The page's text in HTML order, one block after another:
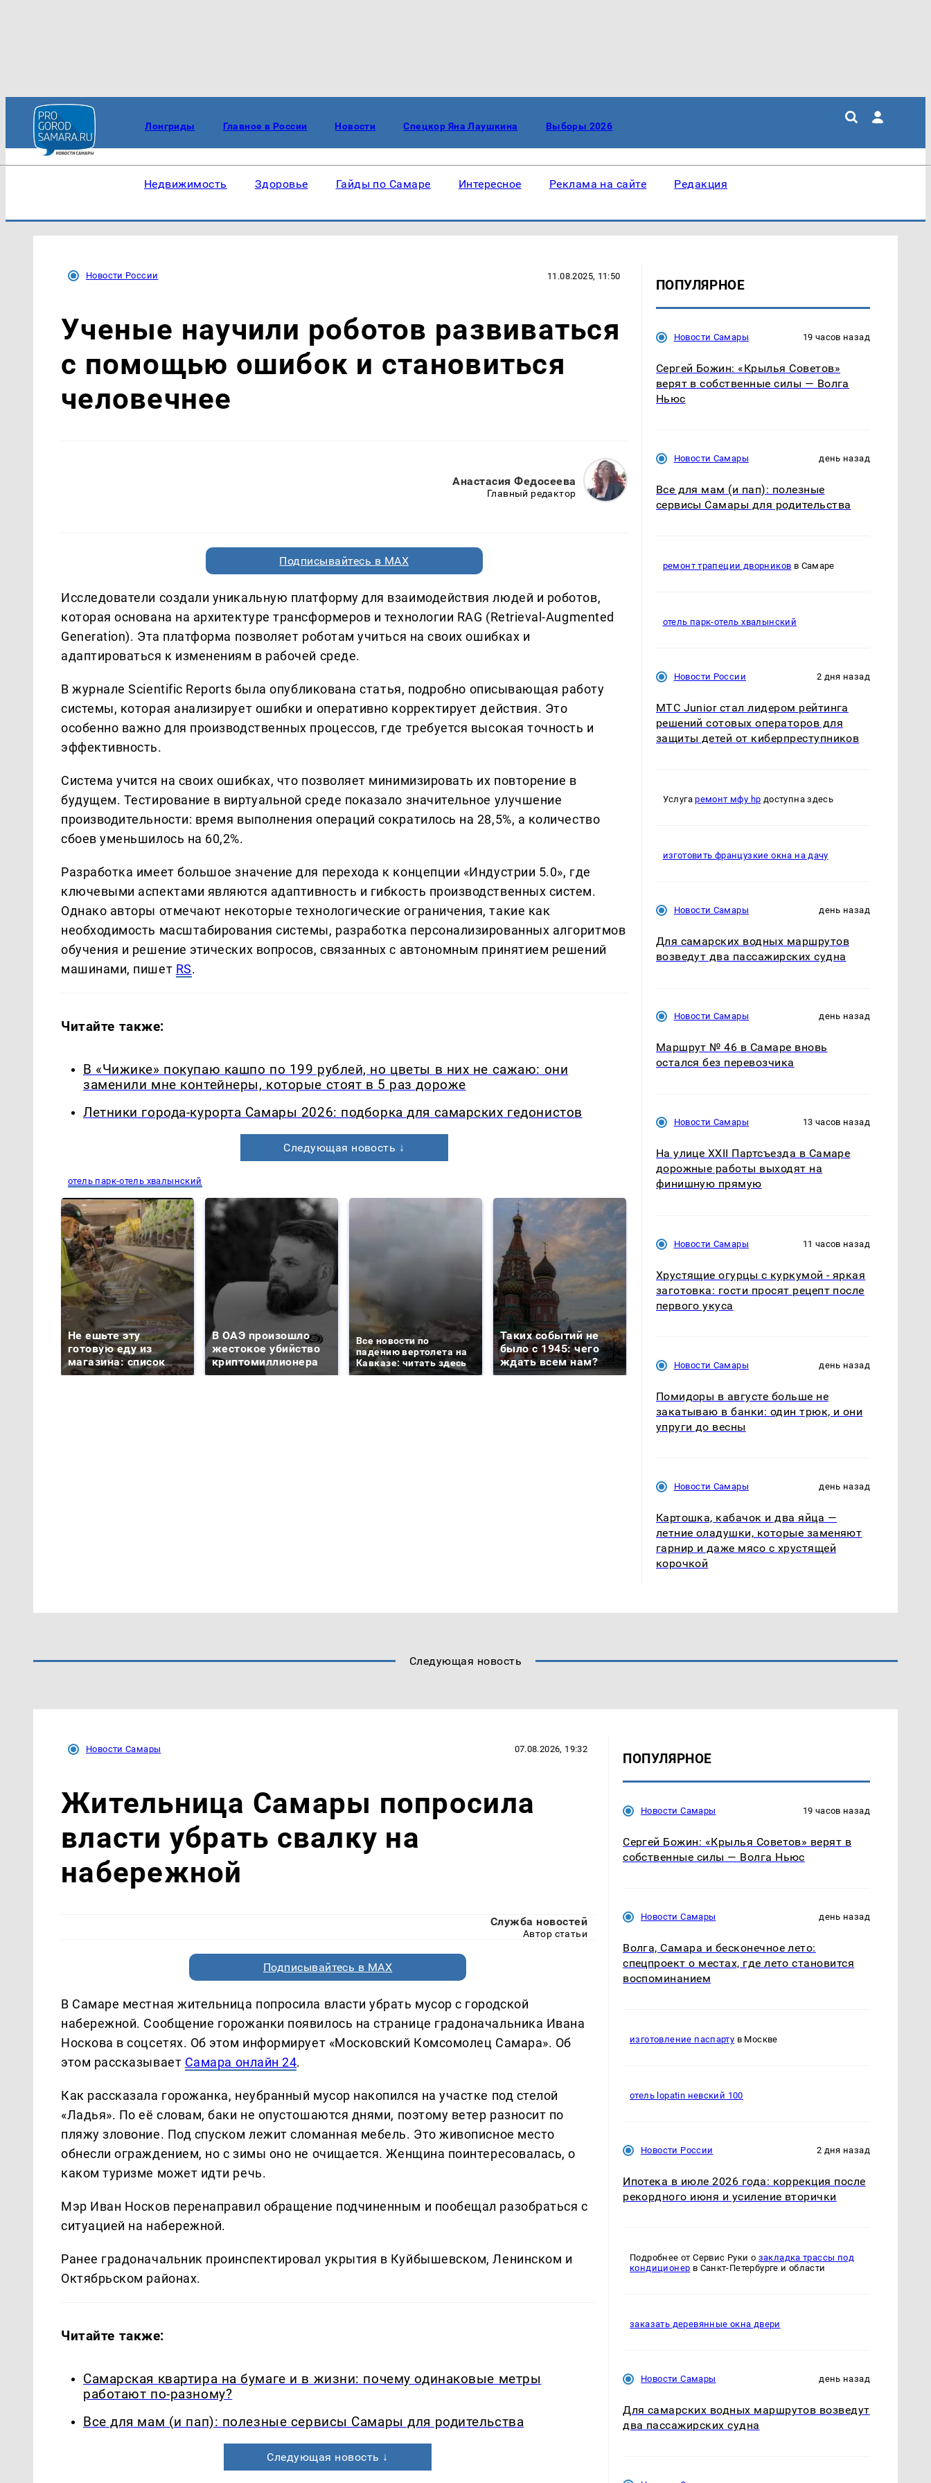
Лонгриды Главное в России Новости Спецкор Яна Лаушкина Выборы 2026
Недвижимость Здоровье Гайды по Самаре Интересное Реклама на сайте Редакция
Новости России 11.08.2025, 11:50
Ученые научили роботов развиваться
с помощью ошибок и становиться
человечнее
Анастасия Федосеева
Главный редактор
Подписывайтесь в MAX
Исследователи создали уникальную платформу для взаимодействия людей и роботов,
которая основана на архитектуре трансформеров и технологии RAG (Retrieval-Augmented
Generation). Эта платформа позволяет роботам учиться на своих ошибках и
адаптироваться к изменениям в рабочей среде.
В журнале Scientific Reports была опубликована статья, подробно описывающая работу
системы, которая анализирует ошибки и оперативно корректирует действия. Это
особенно важно для производственных процессов, где требуется высокая точность и
эффективность.
Система учится на своих ошибках, что позволяет минимизировать их повторение в
будущем. Тестирование в виртуальной среде показало значительное улучшение
производительности: время выполнения операций сократилось на 28,5%, а количество
сбоев уменьшилось на 60,2%.
Разработка имеет большое значение для перехода к концепции «Индустрии 5.0», где
ключевыми аспектами являются адаптивность и гибкость производственных систем.
Однако авторы отмечают некоторые технологические ограничения, такие как
необходимость масштабирования системы, разработка персонализированных алгоритмов
обучения и решение этических вопросов, связанных с автономным принятием решений
машинами, пишет RS.
Читайте также:
В «Чижике» покупаю кашпо по 199 рублей, но цветы в них не сажаю: они
заменили мне контейнеры, которые стоят в 5 раз дороже
Летники города-курорта Самары 2026: подборка для самарских гедонистов
Следующая новость ↓
отель парк-отель хвалынский
Не ешьте эту
готовую еду из
магазина: список
В ОАЭ произошло
жестокое убийство
криптомиллионера
Все новости по
падению вертолета на
Кавказе: читать здесь
Таких событий не
было с 1945: чего
ждать всем нам?
продукта: что купить?
подожгли.
ПОПУЛЯРНОЕ
Новости Самары 19 часов назад
Сергей Божин: «Крылья Советов»
верят в собственные силы — Волга
Ньюс
Новости Самары день назад
Все для мам (и пап): полезные
сервисы Самары для родительства
ремонт трапеции дворников в Самаре
отель парк-отель хвалынский
Новости России 2 дня назад
МТС Junior стал лидером рейтинга
решений сотовых операторов для
защиты детей от киберпреступников
Услугаремонт мфу hp доступна здесь
изготовить французкие окна на дачу
Новости Самары день назад
Для самарских водных маршрутов
возведут два пассажирских судна
Новости Самары день назад
Маршрут № 46 в Самаре вновь
остался без перевозчика
Новости Самары 13 часов назад
На улице XXII Партсъезда в Самаре
дорожные работы выходят на
финишную прямую
Новости Самары 11 часов назад
Хрустящие огурцы с куркумой - яркая
заготовка: гости просят рецепт после
первого укуса
Новости Самары день назад
Помидоры в августе больше не
закатываю в банки: один трюк, и они
упруги до весны
Новости Самары день назад
Картошка, кабачок и два яйца —
летние оладушки, которые заменяют
гарнир и даже мясо с хрустящей
корочкой
Следующая новость
Новости Самары 07.08.2026, 19:32
Жительница Самары попросила
власти убрать свалку на
набережной
Служба новостей
Автор статьи
Подписывайтесь в MAX
В Самаре местная жительница попросила власти убрать мусор с городской
набережной. Сообщение горожанки появилось на странице градоначальника Ивана
Носкова в соцсетях. Об этом информирует «Московский Комсомолец Самара». Об
этом рассказывает Самара онлайн 24.
Как рассказала горожанка, неубранный мусор накопился на участке под стелой
«Ладья». По её словам, баки не опустошаются днями, поэтому ветер разносит по
пляжу зловоние. Под спуском лежит сломанная мебель. Это живописное место
обнесли ограждением, но с зимы оно не очищается. Женщина поинтересовалась, о
каком туризме может идти речь.
Мэр Иван Носков перенаправил обращение подчиненным и пообещал разобраться с
ситуацией на набережной.
Ранее градоначальник проинспектировал укрытия в Куйбышевском, Ленинском и
Октябрьском районах.
Читайте также:
Самарская квартира на бумаге и в жизни: почему одинаковые метры
работают по-разному?
Все для мам (и пап): полезные сервисы Самары для родительства
Следующая новость ↓
ПОПУЛЯРНОЕ
Новости Самары 19 часов назад
Сергей Божин: «Крылья Советов» верят в
собственные силы — Волга Ньюс
Новости Самары день назад
Волга, Самара и бесконечное лето:
спецпроект о местах, где лето становится
воспоминанием
изготовление паспарту в Москве
отель lopatin невский 100
Новости России 2 дня назад
Ипотека в июле 2026 года: коррекция после
рекордного июня и усиление вторички
Подробнее от Сервис Руки о закладка трассы под
кондиционер в Санкт-Петербурге и области
заказать деревянные окна двери
Новости Самары день назад
Для самарских водных маршрутов возведут
два пассажирских судна